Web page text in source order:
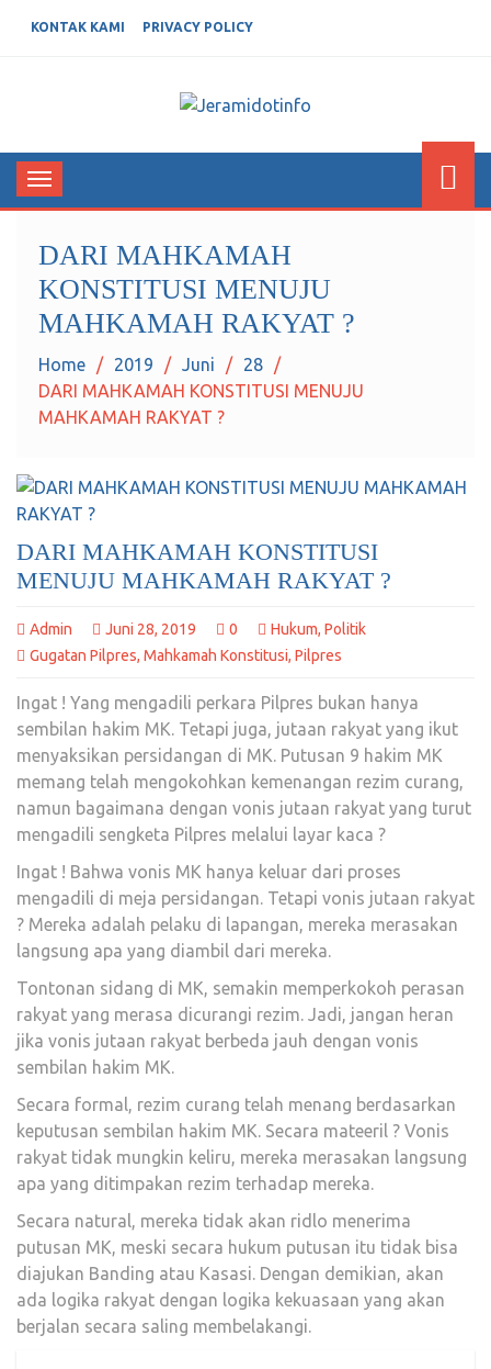
KONTAK KAMI PRIVACY POLICY
JERAMIDOTINFO
Toggle
navigation
DARI MAHKAMAH
KONSTITUSI MENUJU
MAHKAMAH RAKYAT ?
Home 2019 Juni
28
DARI MAHKAMAH KONSTITUSI MENUJU
MAHKAMAH RAKYAT ?
DARI MAHKAMAH KONSTITUSI
MENUJU MAHKAMAH RAKYAT ?
Admin Juni 28, 2019 0 Hukum, Politik
Gugatan Pilpres, Mahkamah Konstitusi, Pilpres
Ingat ! Yang mengadili perkara Pilpres bukan hanya
sembilan hakim MK. Tetapi juga, jutaan rakyat yang ikut
menyaksikan persidangan di MK. Putusan 9 hakim MK
memang telah mengokohkan kemenangan rezim curang,
namun bagaimana dengan vonis jutaan rakyat yang turut
mengadili sengketa Pilpres melalui layar kaca ?
Ingat ! Bahwa vonis MK hanya keluar dari proses
mengadili di meja persidangan. Tetapi vonis jutaan rakyat
? Mereka adalah pelaku di lapangan, mereka merasakan
langsung apa yang diambil dari mereka.
Tontonan sidang di MK, semakin memperkokoh perasan
rakyat yang merasa dicurangi rezim. Jadi, jangan heran
jika vonis jutaan rakyat berbeda jauh dengan vonis
sembilan hakim MK.
Secara formal, rezim curang telah menang berdasarkan
keputusan sembilan hakim MK. Secara mateeril ? Vonis
rakyat tidak mungkin keliru, mereka merasakan langsung
apa yang ditimpakan rezim terhadap mereka.
Secara natural, mereka tidak akan ridlo menerima
putusan MK, meski secara hukum putusan itu tidak bisa
diajukan Banding atau Kasasi. Dengan demikian, akan
ada logika rakyat dengan logika kekuasaan yang akan
berjalan secara saling membelakangi.